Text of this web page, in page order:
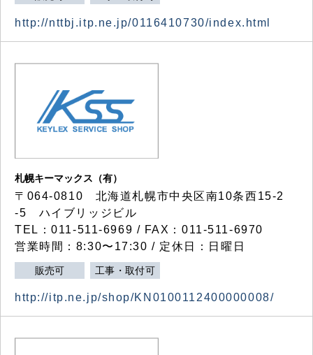
http://nttbj.itp.ne.jp/0116410730/index.html
札幌キーマックス（有）
〒064-0810 北海道札幌市中央区南10条西15-2
-5 ハイブリッジビル
TEL：011-511-6969 / FAX：011-511-6970
営業時間：8:30〜17:30 / 定休日：日曜日
販売可 工事・取付可
http://itp.ne.jp/shop/KN0100112400000008/